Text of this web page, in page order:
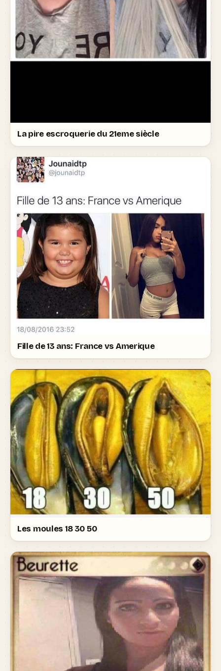
La pire escroquerie du 21eme siècle
Fille de 13 ans: France vs Amerique
Les moules 18 30 50